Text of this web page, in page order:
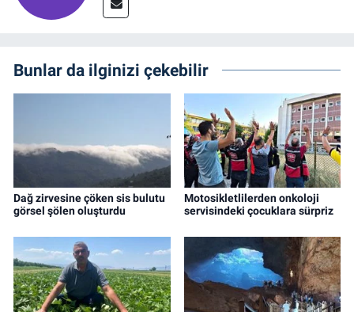
Bunlar da ilginizi çekebilir
Dağ zirvesine çöken sis bulutu
görsel şölen oluşturdu
Motosikletlilerden onkoloji
servisindeki çocuklara sürpriz